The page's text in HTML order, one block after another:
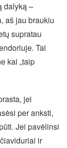
dalyką –
aš jau braukiu
supratau
Tai
kai „taip
jei
per anksti,
Jei pavėlinsi
ir